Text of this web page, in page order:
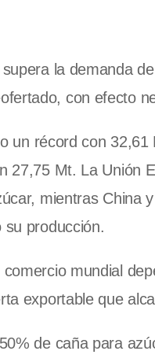
la demanda
con efecto
un récord con
27,75 Mt. La Unión
mientras China
su producción.
mundial
exportable que
de caña para